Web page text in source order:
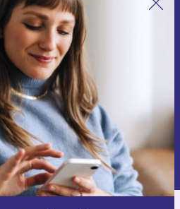
offres et infos de refurbed
plus aucune offre.
S'inscrire
l'utilisation des données personnelles
.